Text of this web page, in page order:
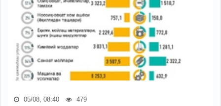
05/08, 08:40 479